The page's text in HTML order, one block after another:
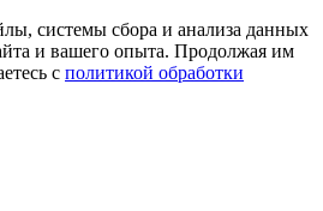
системы сбора и анализа данных
и вашего опыта. Продолжая им
с политикой обработки